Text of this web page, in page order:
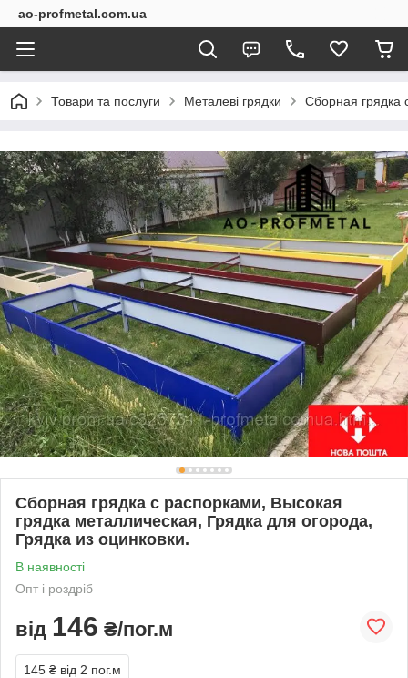
ao-profmetal.com.ua
Товари та послуги Металеві грядки Сборная грядка
Сборная грядка с распорками, Высокая
грядка металлическая, Грядка для огорода,
Грядка из оцинковки.
В наявності
Опт і роздріб
від 146 ₴/пог.м
145 ₴ від 2 пог.м